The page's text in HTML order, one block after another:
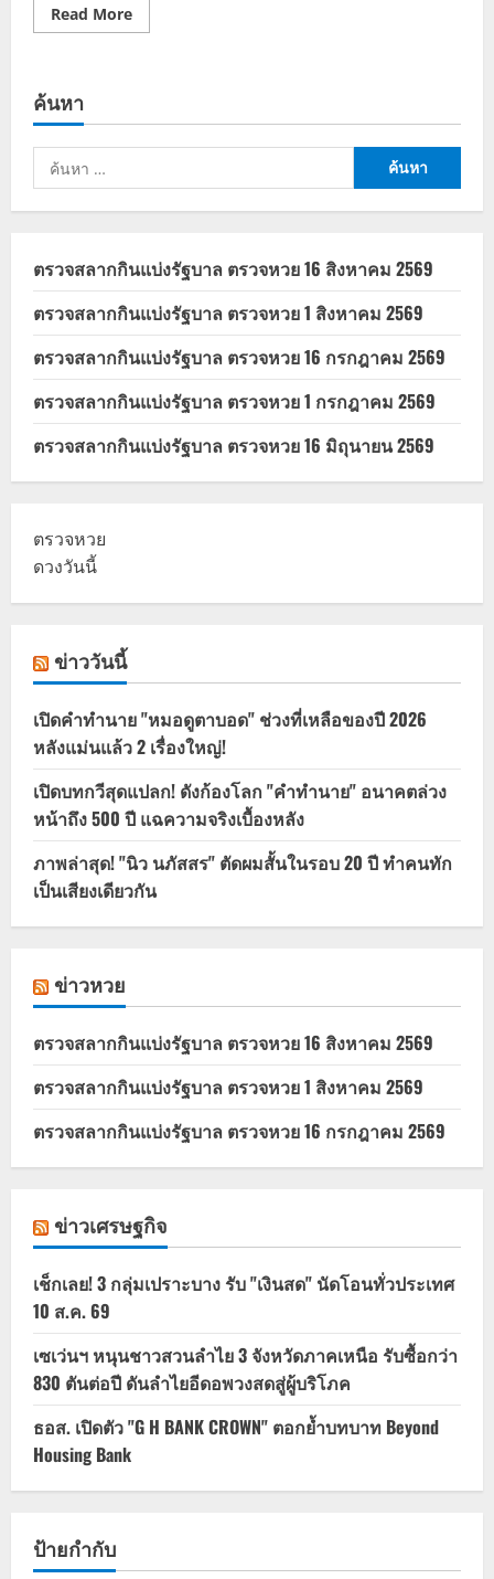
Read MoreRead
more
มอบ
เกราะ
ยาง
คัน
ค้นหา
ค้นหา
สำหรับ:
ตรวจสลากกินแบ่งรัฐบาล ตรวจหวย 16 สิงหาคม 2569
ตรวจสลากกินแบ่งรัฐบาล ตรวจหวย 1 สิงหาคม 2569
ตรวจสลากกินแบ่งรัฐบาล ตรวจหวย 16 กรกฎาคม 2569
ตรวจสลากกินแบ่งรัฐบาล ตรวจหวย 1 กรกฎาคม 2569
ตรวจสลากกินแบ่งรัฐบาล ตรวจหวย 16 มิถุนายน 2569
ตรวจหวย
ดวงวันนี้
ข่าววันนี้
เปิดคำทำนาย "หมอดูตาบอด" ช่วงที่เหลือของปี 2026
หลังแม่นแล้ว 2 เรื่องใหญ่!
เปิดบทกวีสุดแปลก! ดังก้องโลก "คำทำนาย" อนาคตล่วง
หน้าถึง 500 ปี แฉความจริงเบื้องหลัง
ภาพล่าสุด! "นิว นภัสสร" ตัดผมสั้นในรอบ 20 ปี ทำคนทัก
เป็นเสียงเดียวกัน
ข่าวหวย
ตรวจสลากกินแบ่งรัฐบาล ตรวจหวย 16 สิงหาคม 2569
ตรวจสลากกินแบ่งรัฐบาล ตรวจหวย 1 สิงหาคม 2569
ตรวจสลากกินแบ่งรัฐบาล ตรวจหวย 16 กรกฎาคม 2569
ข่าวเศรษฐกิจ
เช็กเลย! 3 กลุ่มเปราะบาง รับ "เงินสด" นัดโอนทั่วประเทศ
10 ส.ค. 69
เซเว่นฯ หนุนชาวสวนลำไย 3 จังหวัดภาคเหนือ รับซื้อกว่า
830 ตันต่อปี ดันลำไยอีดอพวงสดสู่ผู้บริโภค
ธอส. เปิดตัว "G H BANK CROWN" ตอกย้ำบทบาท Beyond
Housing Bank
ป้ายกำกับ